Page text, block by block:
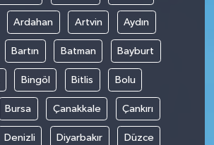
Ardahan Artvin Aydın
Bartın Batman Bayburt
Bingöl Bitlis Bolu
Bursa Çanakkale Çankırı
Denizli Diyarbakır Düzce